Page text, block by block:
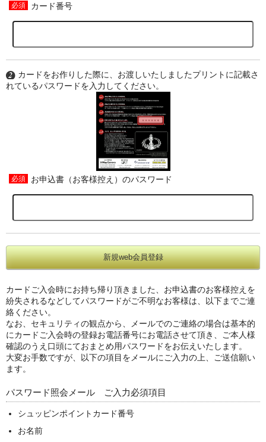
カード番号
カードをお作りした際に、お渡しいたしましたプリントに記載さ
れているパスワードを入力してください。
お申込書（お客様控え）のパスワード
カードご入会時にお持ち帰り頂きました、お申込書のお客様控えを
紛失されるなどしてパスワードがご不明なお客様は、以下までご連
絡ください。
なお、セキュリティの観点から、メールでのご連絡の場合は基本的
にカードご入会時の登録お電話番号にお電話させて頂き、ご本人様
確認のうえ口頭にておまとめ用パスワードをお伝えいたします。
大変お手数ですが、以下の項目をメールにご入力の上、ご送信願い
ます。
パスワード照会メール ご入力必須項目
シュッピンポイントカード番号
お名前